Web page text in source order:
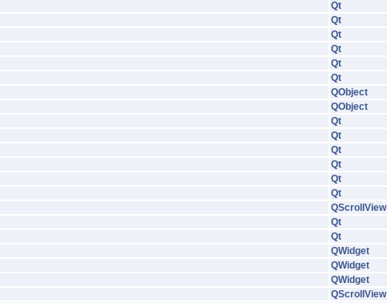
Qt
Qt
Qt
Qt
Qt
Qt
QObject
QObject
Qt
Qt
Qt
Qt
Qt
Qt
QScrollView
Qt
Qt
QWidget
QWidget
QWidget
QScrollView